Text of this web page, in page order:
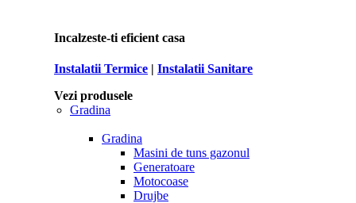
Incalzeste-ti eficient casa
Instalatii Termice | Instalatii Sanitare
Vezi produsele
Gradina
Gradina
Masini de tuns gazonul
Generatoare
Motocoase
Drujbe